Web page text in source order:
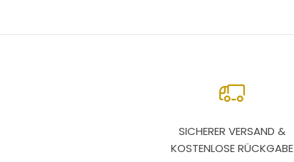
SICHERER VERSAND &
KOSTENLOSE RÜCKGABE